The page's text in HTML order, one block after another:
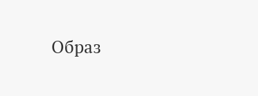
впливу і межі відповідальності
Образ